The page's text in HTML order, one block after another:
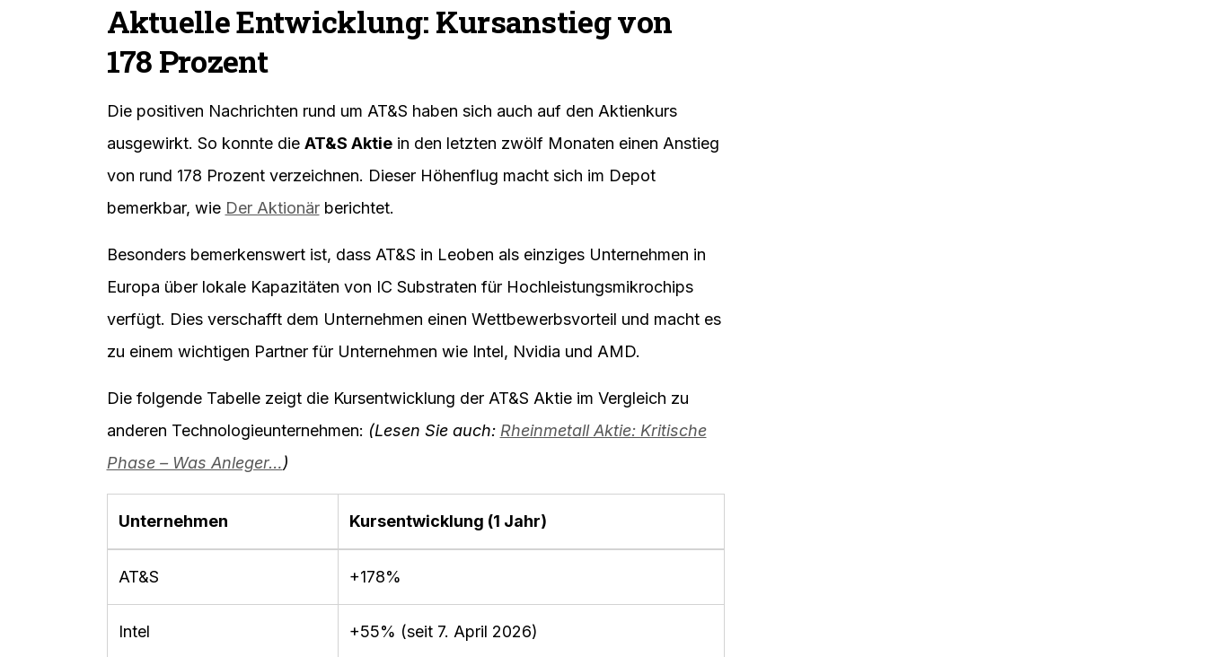
Aktuelle Entwicklung: Kursanstieg von
178 Prozent
Die positiven Nachrichten rund um AT&S haben sich auch auf den Aktienkurs
ausgewirkt. So konnte die AT&S Aktiein den letzten zwölf Monaten einen Anstieg
von rund 178 Prozent verzeichnen. Dieser Höhenflug macht sich im Depot
bemerkbar, wie Der Aktionärberichtet.
Besonders bemerkenswert ist, dass AT&S in Leoben als einziges Unternehmen in
Europa über lokale Kapazitäten von IC Substraten für Hochleistungsmikrochips
verfügt. Dies verschafft dem Unternehmen einen Wettbewerbsvorteil und macht es
zu einem wichtigen Partner für Unternehmen wie Intel, Nvidia und AMD.
Die folgende Tabelle zeigt die Kursentwicklung der AT&S Aktie im Vergleich zu
anderen Technologieunternehmen: (Lesen Sie auch: Rheinmetall Aktie: Kritische
Phase – Was Anleger…)
Unternehmen Kursentwicklung (1 Jahr)
AT&S +178%
Intel +55% (seit 7. April 2026)